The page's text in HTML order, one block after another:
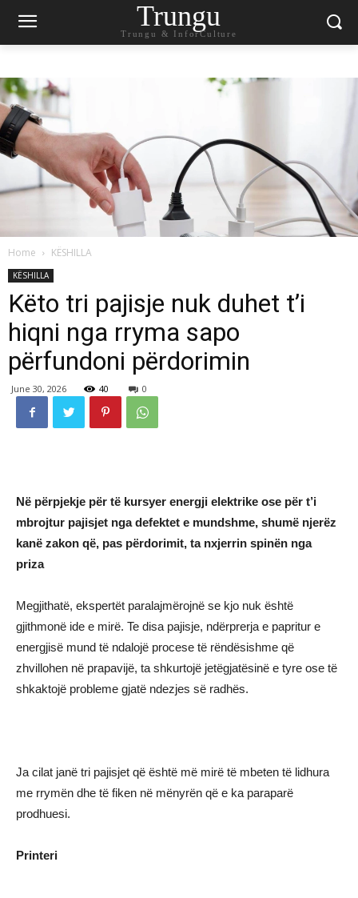
Trungu
Trungu & InforCulture
Home KËSHILLA
KËSHILLA
Këto tri pajisje nuk duhet t’i
hiqni nga rryma sapo
përfundoni përdorimin
June 30, 2026 40 0
Në përpjekje për të kursyer energji elektrike ose për t’i
mbrojtur pajisjet nga defektet e mundshme, shumë njerëz
kanë zakon që, pas përdorimit, ta nxjerrin spinën nga
priza
Megjithatë, ekspertët paralajmërojnë se kjo nuk është
gjithmonë ide e mirë. Te disa pajisje, ndërprerja e papritur e
energjisë mund të ndalojë procese të rëndësishme që
zhvillohen në prapavijë, ta shkurtojë jetëgjatësinë e tyre ose të
shkaktojë probleme gjatë ndezjes së radhës.
Ja cilat janë tri pajisjet që është më mirë të mbeten të lidhura
me rrymën dhe të fiken në mënyrën që e ka paraparë
prodhuesi.
Printeri